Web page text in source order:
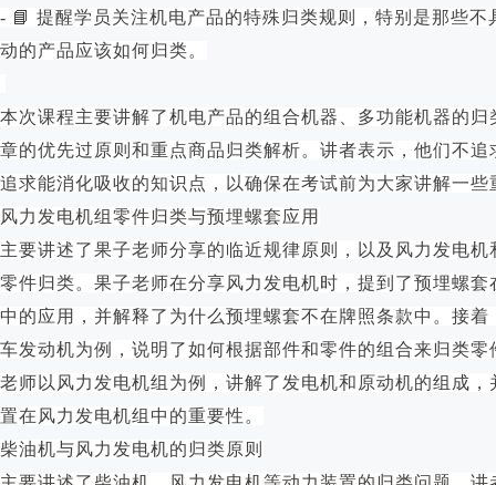
- 📘 提醒学员关注机电产品的特殊归类规则，特别是那些不
动的产品应该如何归类。
本次课程主要讲解了机电产品的组合机器、多功能机器的归
章的优先过原则和重点商品归类解析。讲者表示，他们不追
追求能消化吸收的知识点，以确保在考试前为大家讲解一些
风力发电机组零件归类与预埋螺套应用
主要讲述了果子老师分享的临近规律原则，以及风力发电机
零件归类。果子老师在分享风力发电机时，提到了预埋螺套
中的应用，并解释了为什么预埋螺套不在牌照条款中。接着
车发动机为例，说明了如何根据部件和零件的组合来归类零
老师以风力发电机组为例，讲解了发电机和原动机的组成，
置在风力发电机组中的重要性。
柴油机与风力发电机的归类原则